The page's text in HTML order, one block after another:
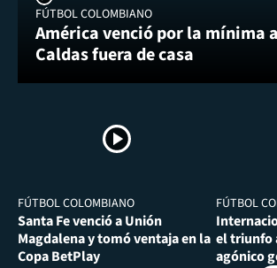
FÚTBOL COLOMBIANO
América venció por la mínima
Caldas fuera de casa
FÚTBOL COLOMBIANO
Santa Fe venció a Unión
Magdalena y tomó ventaja en la
Copa BetPlay
FÚTBOL
el triunfo
agónico